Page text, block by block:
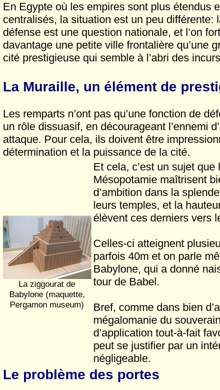
En Egypte où les empires sont plus étendus
centralisés, la situation est un peu différente:
défense est une question nationale, et l’on
davantage une petite ville frontalière qu’une
cité prestigieuse qui semble à l’abri des
La Muraille, un élément de
Les remparts n’ont pas qu’une fonction de
un rôle dissuasif, en décourageant l’ennemi
attaque. Pour cela, ils doivent être
détermination et la puissance de la cité.
La ziggourat de
Babylone (maquette,
Pergamon museum)
Et cela, c’est un sujet
Mésopotamie maîtrisent
d’ambition dans la
leurs temples, et la
élèvent ces derniers vers
Celles-ci atteignent
parfois 40m et on parle
Babylone, qui a donné
tour de Babel.
Bref, comme dans bien
mégalomanie du
d’application tout-à-fait
peut se justifier par un
négligeable.
Le problème des portes